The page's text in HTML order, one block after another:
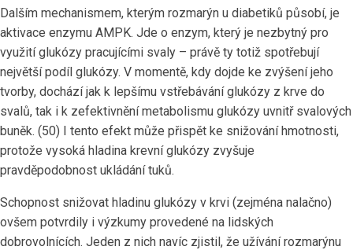
Dalším mechanismem, kterým rozmarýn u diabetiků působí, je
aktivace enzymu AMPK. Jde o enzym, který je nezbytný pro
využití glukózy pracujícími svaly – právě ty totiž spotřebují
největší podíl glukózy. V momentě, kdy dojde ke zvýšení jeho
tvorby, dochází jak k lepšímu vstřebávání glukózy z krve do
svalů, tak i k zefektivnění metabolismu glukózy uvnitř svalových
buněk. (50) I tento efekt může přispět ke snižování hmotnosti,
protože vysoká hladina krevní glukózy zvyšuje
pravděpodobnost ukládání tuků.
Schopnost snižovat hladinu glukózy v krvi (zejména nalačno)
ovšem potvrdily i výzkumy provedené na lidských
dobrovolnících. Jeden z nich navíc zjistil, že užívání rozmarýnu